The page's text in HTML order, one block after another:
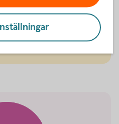
på ett
ochsäkert